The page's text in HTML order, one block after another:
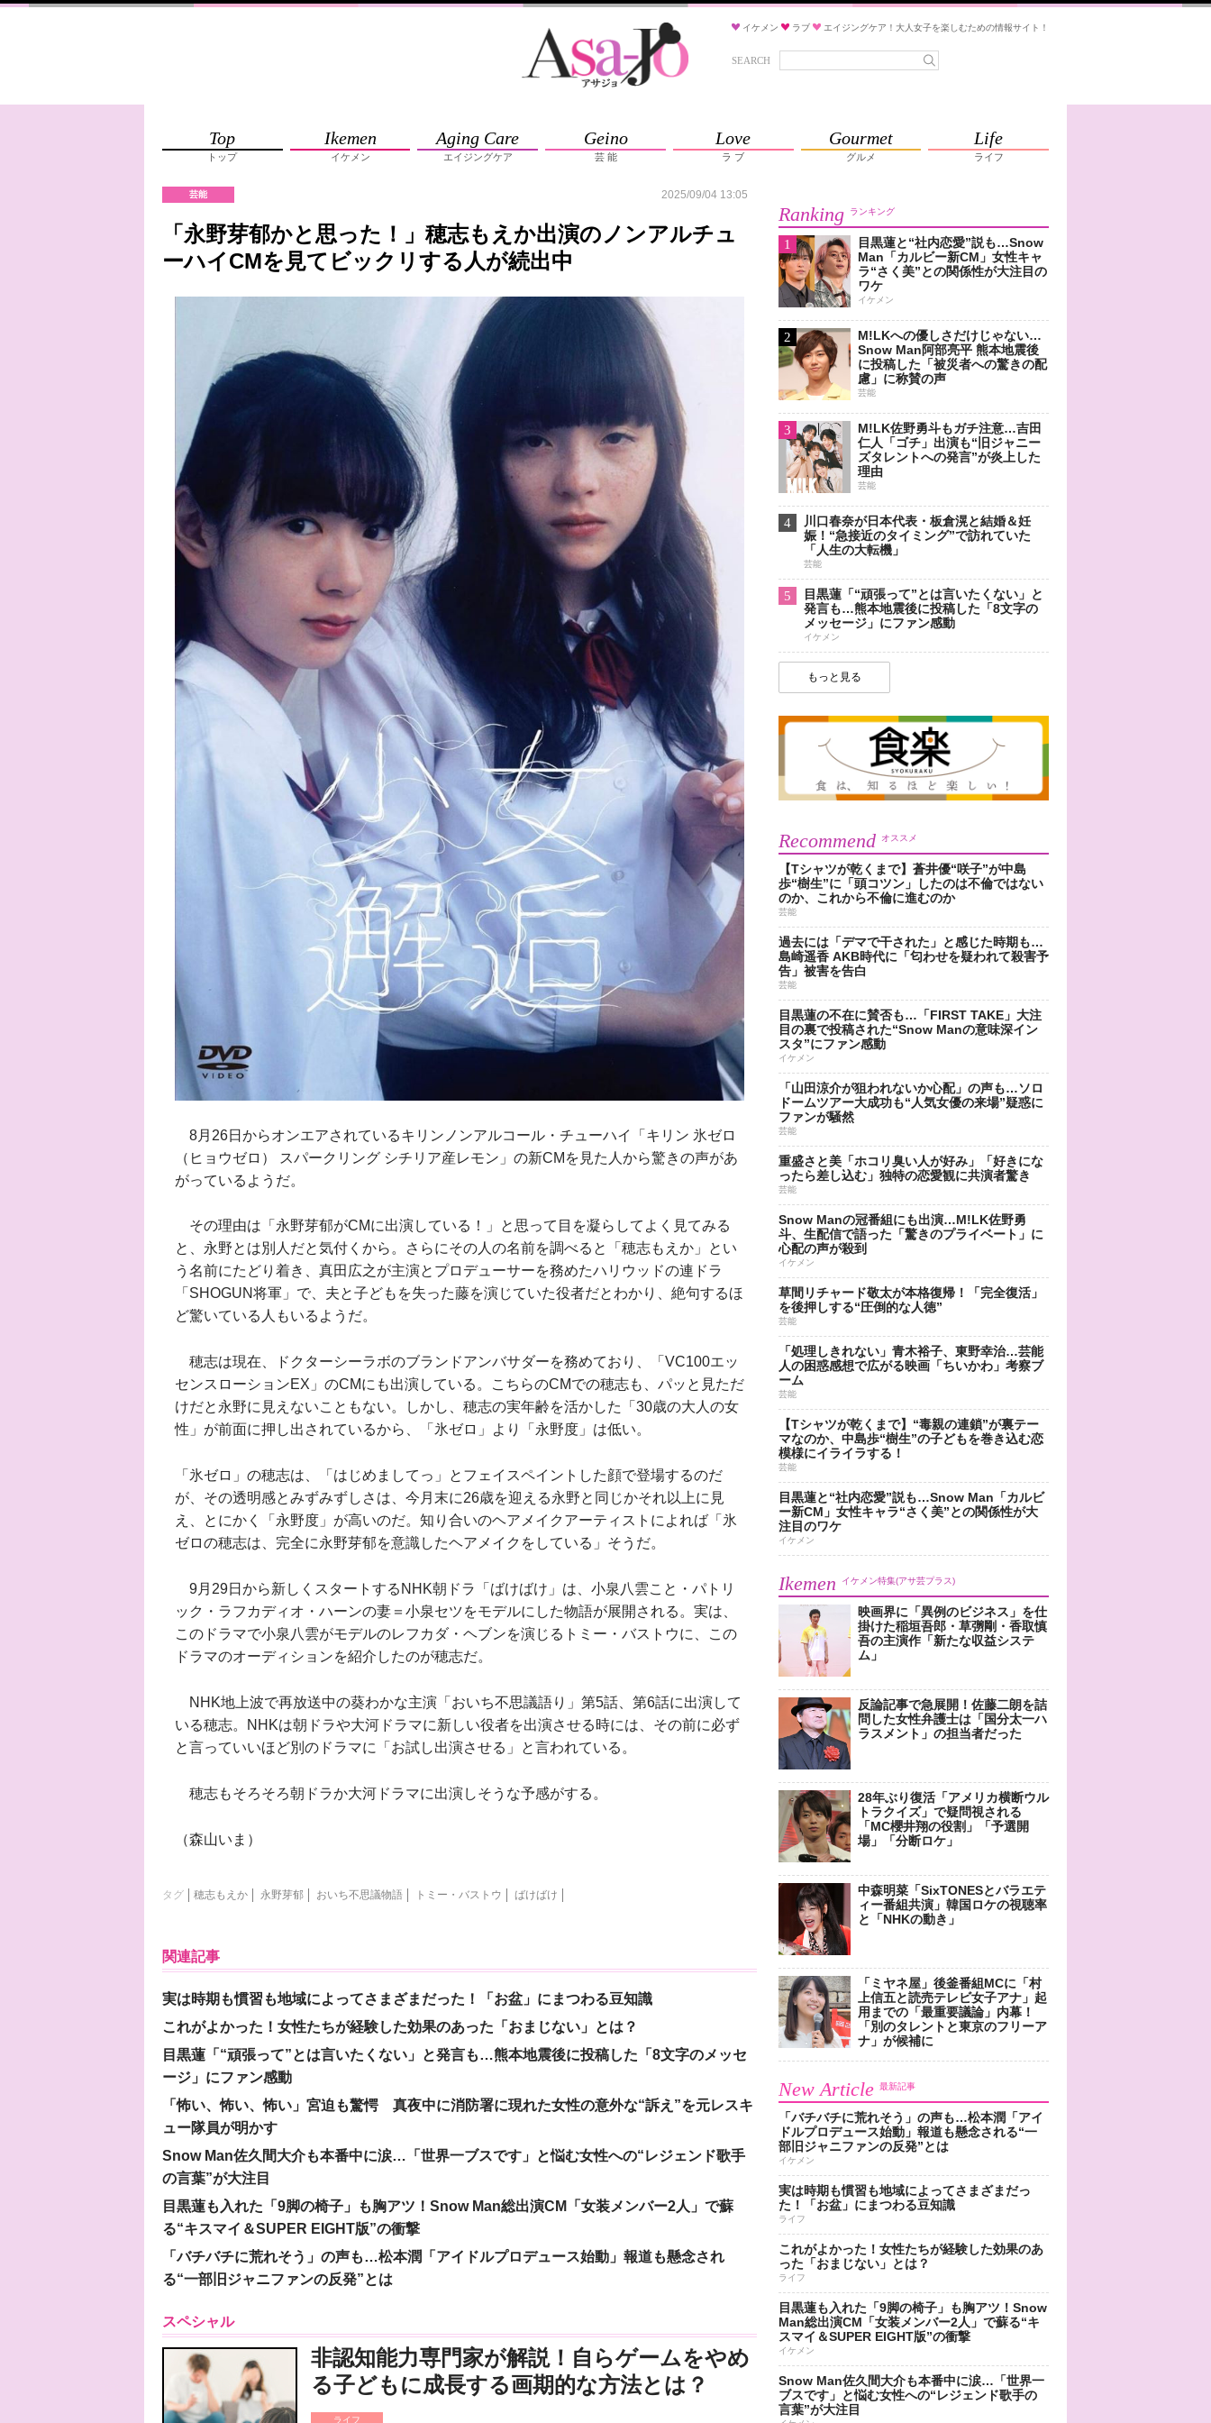
イケメン ラブ エイジングケア！大人女子を楽しむための情報サイト！
SEARCH
Top
トップ
Ikemen
イケメン
Aging Care
エイジングケア
Geino
芸 能
Love
ラ ブ
Gourmet
グルメ
Life
ライフ
芸能 2025/09/04 13:05
「永野芽郁かと思った！」穂志もえか出演のノンアルチュ
ーハイCMを見てビックリする人が続出中
8月26日からオンエアされているキリンノンアルコール・チューハイ「キリン 氷ゼロ
（ヒョウゼロ） スパークリング シチリア産レモン」の新CMを見た人から驚きの声があ
がっているようだ。
その理由は「永野芽郁がCMに出演している！」と思って目を凝らしてよく見てみる
と、永野とは別人だと気付くから。さらにその人の名前を調べると「穂志もえか」とい
う名前にたどり着き、真田広之が主演とプロデューサーを務めたハリウッドの連ドラ
「SHOGUN将軍」で、夫と子どもを失った藤を演じていた役者だとわかり、絶句するほ
ど驚いている人もいるようだ。
穂志は現在、ドクターシーラボのブランドアンバサダーを務めており、「VC100エッ
センスローションEX」のCMにも出演している。こちらのCMでの穂志も、パッと見ただ
けだと永野に見えないこともない。しかし、穂志の実年齢を活かした「30歳の大人の女
性」が前面に押し出されているから、「氷ゼロ」より「永野度」は低い。
「氷ゼロ」の穂志は、「はじめましてっ」とフェイスペイントした顔で登場するのだ
が、その透明感とみずみずしさは、今月末に26歳を迎える永野と同じかそれ以上に見
え、とにかく「永野度」が高いのだ。知り合いのヘアメイクアーティストによれば「氷
ゼロの穂志は、完全に永野芽郁を意識したヘアメイクをしている」そうだ。
9月29日から新しくスタートするNHK朝ドラ「ばけばけ」は、小泉八雲こと・パトリ
ック・ラフカディオ・ハーンの妻＝小泉セツをモデルにした物語が展開される。実は、
このドラマで小泉八雲がモデルのレフカダ・ヘブンを演じるトミー・バストウに、この
ドラマのオーディションを紹介したのが穂志だ。
NHK地上波で再放送中の葵わかな主演「おいち不思議語り」第5話、第6話に出演して
いる穂志。NHKは朝ドラや大河ドラマに新しい役者を出演させる時には、その前に必ず
と言っていいほど別のドラマに「お試し出演させる」と言われている。
穂志もそろそろ朝ドラか大河ドラマに出演しそうな予感がする。
（森山いま）
タグ 穂志もえか 永野芽郁 おいち不思議物語 トミー・バストウ ばけばけ
関連記事
実は時期も慣習も地域によってさまざまだった！「お盆」にまつわる豆知識
これがよかった！女性たちが経験した効果のあった「おまじない」とは？
目黒蓮「“頑張って”とは言いたくない」と発言も…熊本地震後に投稿した「8文字のメッセ
ージ」にファン感動
「怖い、怖い、怖い」宮迫も驚愕 真夜中に消防署に現れた女性の意外な“訴え”を元レスキ
ュー隊員が明かす
Snow Man佐久間大介も本番中に涙…「世界一ブスです」と悩む女性への“レジェンド歌手
の言葉”が大注目
目黒蓮も入れた「9脚の椅子」も胸アツ！Snow Man総出演CM「女装メンバー2人」で蘇
る“キスマイ＆SUPER EIGHT版”の衝撃
「バチバチに荒れそう」の声も…松本潤「アイドルプロデュース始動」報道も懸念され
る“一部旧ジャニファンの反発”とは
スペシャル
非認知能力専門家が解説！自らゲームをやめ
る子どもに成長する画期的な方法とは？
ライフ
Ranking ランキング
1
目黒蓮と“社内恋愛”説も…Snow
Man「カルビー新CM」女性キャ
ラ“さく美”との関係性が大注目の
ワケ
イケメン
2
M!LKへの優しさだけじゃない…
Snow Man阿部亮平 熊本地震後
に投稿した「被災者への驚きの配
慮」に称賛の声
芸能
3
M!LK佐野勇斗もガチ注意…吉田
仁人「ゴチ」出演も“旧ジャニー
ズタレントへの発言”が炎上した
理由
芸能
4
川口春奈が日本代表・板倉滉と結婚＆妊
娠！“急接近のタイミング”で訪れていた
「人生の大転機」
芸能
5
目黒蓮「“頑張って”とは言いたくない」と
発言も…熊本地震後に投稿した「8文字の
メッセージ」にファン感動
イケメン
もっと見る
Recommend オススメ
【Tシャツが乾くまで】蒼井優“咲子”が中島
歩“樹生”に「頭コツン」したのは不倫ではない
のか、これから不倫に進むのか
芸能
過去には「デマで干された」と感じた時期も…
島崎遥香 AKB時代に「匂わせを疑われて殺害予
告」被害を告白
芸能
目黒蓮の不在に賛否も…「FIRST TAKE」大注
目の裏で投稿された“Snow Manの意味深イン
スタ”にファン感動
イケメン
「山田涼介が狙われないか心配」の声も…ソロ
ドームツアー大成功も“人気女優の来場”疑惑に
ファンが騒然
芸能
重盛さと美「ホコリ臭い人が好み」「好きにな
ったら差し込む」独特の恋愛観に共演者驚き
芸能
Snow Manの冠番組にも出演…M!LK佐野勇
斗、生配信で語った「驚きのプライベート」に
心配の声が殺到
イケメン
草間リチャード敬太が本格復帰！「完全復活」
を後押しする“圧倒的な人徳”
芸能
「処理しきれない」青木裕子、東野幸治…芸能
人の困惑感想で広がる映画「ちいかわ」考察ブ
ーム
芸能
【Tシャツが乾くまで】“毒親の連鎖”が裏テー
マなのか、中島歩“樹生”の子どもを巻き込む恋
模様にイライラする！
芸能
目黒蓮と“社内恋愛”説も…Snow Man「カルビ
ー新CM」女性キャラ“さく美”との関係性が大
注目のワケ
イケメン
Ikemen イケメン特集(アサ芸プラス)
映画界に「異例のビジネス」を仕
掛けた稲垣吾郎・草彅剛・香取慎
吾の主演作「新たな収益システ
ム」
反論記事で急展開！佐藤二朗を詰
問した女性弁護士は「国分太一ハ
ラスメント」の担当者だった
28年ぶり復活「アメリカ横断ウル
トラクイズ」で疑問視される
「MC櫻井翔の役割」「予選開
場」「分断ロケ」
中森明菜「SixTONESとバラエテ
ィー番組共演」韓国ロケの視聴率
と「NHKの動き」
「ミヤネ屋」後釜番組MCに「村
上信五と読売テレビ女子アナ」起
用までの「最重要議論」内幕！
「別のタレントと東京のフリーア
ナ」が候補に
New Article 最新記事
「バチバチに荒れそう」の声も…松本潤「アイ
ドルプロデュース始動」報道も懸念される“一
部旧ジャニファンの反発”とは
イケメン
実は時期も慣習も地域によってさまざまだっ
た！「お盆」にまつわる豆知識
ライフ
これがよかった！女性たちが経験した効果のあ
った「おまじない」とは？
ライフ
目黒蓮も入れた「9脚の椅子」も胸アツ！Snow
Man総出演CM「女装メンバー2人」で蘇る“キ
スマイ＆SUPER EIGHT版”の衝撃
イケメン
Snow Man佐久間大介も本番中に涙…「世界一
ブスです」と悩む女性への“レジェンド歌手の
言葉”が大注目